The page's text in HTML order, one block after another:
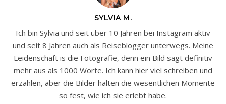
SYLVIA M.
Ich bin Sylvia und seit über 10 Jahren bei Instagram aktiv
und seit 8 Jahren auch als Reiseblogger unterwegs. Meine
Leidenschaft is die Fotografie, denn ein Bild sagt definitiv
mehr aus als 1000 Worte. Ich kann hier viel schreiben und
erzählen, aber die Bilder halten die wesentlichen Momente
so fest, wie ich sie erlebt habe.